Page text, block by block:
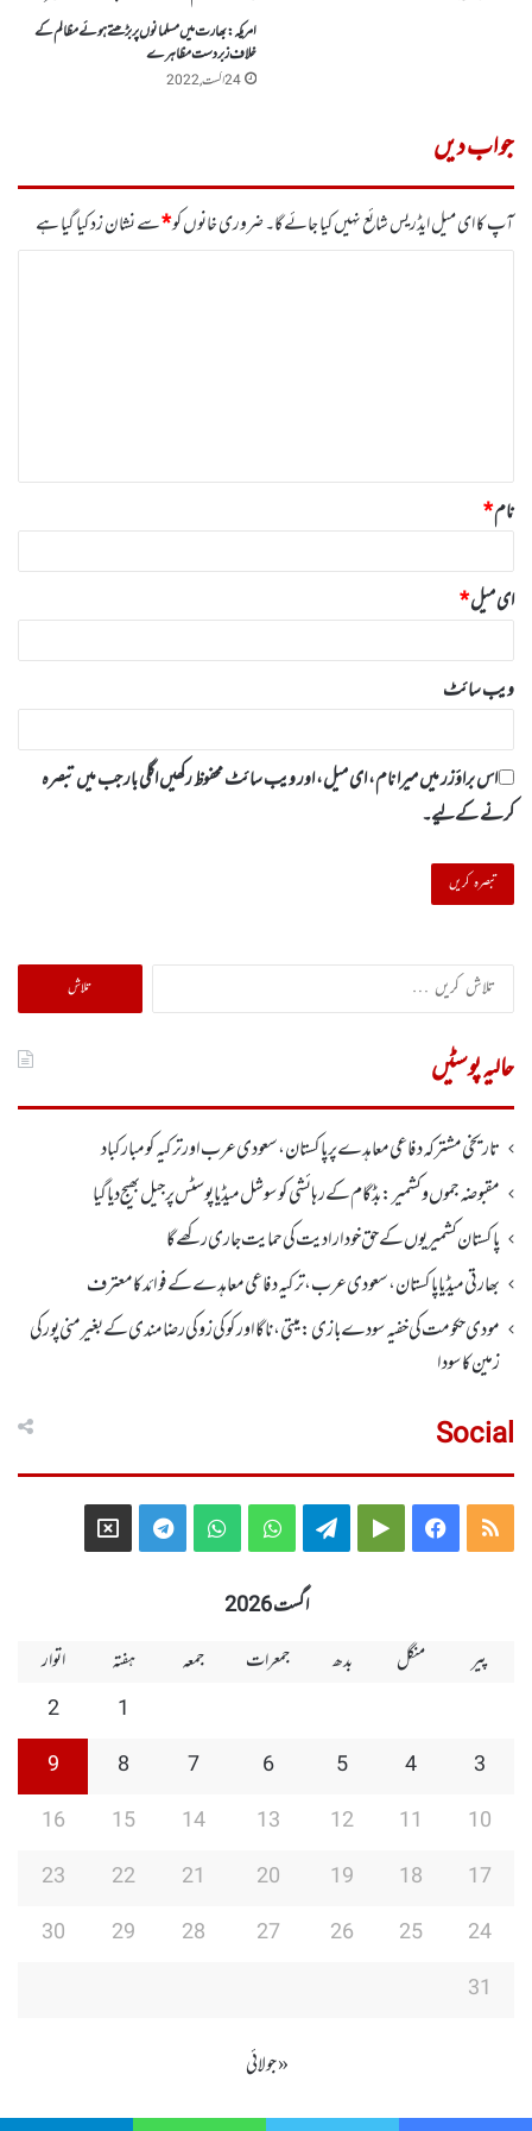
امریکہ :بھارت میں مسلمانوں پر بڑھتے ہوئے مظالم کے
خلاف زبردست مظاہرے
24 اگست, 2022
جواب دیں
آپ کا ای میل ایڈریس شائع نہیں کیا جائے گا۔ضروری خانوں کو*سے نشان زد کیا گیا ہے
نام*
ای میل*
ویب‌ سائٹ
اس براؤزر میں میرا نام، ای میل، اور ویب سائٹ محفوظ رکھیں اگلی بار جب میں تبصرہ
کرنے کےلیے۔
تلاش
کریں
حالیہ پوسٹیں
تاریخی مشترکہ دفاعی معاہدے پر پاکستان، سعودی عرب اور ترکیہ کومبارکباد
مقبوضہ جموں وکشمیر:بڈگام کے رہائشی کو سوشل میڈیا پوسٹس پر جیل بھیج دیا گیا
پاکستان کشمیریوں کے حق خودارادیت کی حمایت جاری رکھے گا
بھارتی میڈیا پاکستان، سعودی عرب، ترکیہ دفاعی معاہدے کے فوائد کا معترف
مودی حکومت کی خفیہ سودے بازی: میتی، ناگا اور کوکی زو کی رضامندی کے بغیر منی پور کی
زمین کا سودا
Social
RSS
Facebook
Google
Telegram
WhatsApp
WhatsApp
Telegram
X
اگست 2026
پیر
منگل بدھ جمعرات جمعہ ہفتہ
اتوار
1
2
3
4
5
6
7
8
9
10
11
12
13
14
15
16
17
18
19
20
21
22
23
24
25
26
27
28
29
30
31
« جولائی